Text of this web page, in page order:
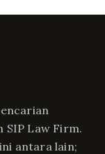
SIP Law Firm.
antara lain;